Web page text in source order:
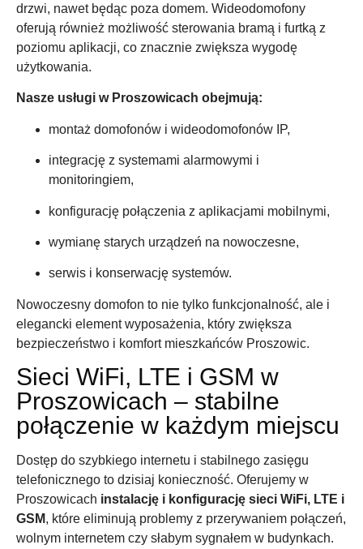
drzwi, nawet będąc poza domem. Wideodomofony
oferują również możliwość sterowania bramą i furtką z
poziomu aplikacji, co znacznie zwiększa wygodę
użytkowania.
Nasze usługi w Proszowicach obejmują:
montaż domofonów i wideodomofonów IP,
integrację z systemami alarmowymi i
monitoringiem,
konfigurację połączenia z aplikacjami mobilnymi,
wymianę starych urządzeń na nowoczesne,
serwis i konserwację systemów.
Nowoczesny domofon to nie tylko funkcjonalność, ale i
elegancki element wyposażenia, który zwiększa
bezpieczeństwo i komfort mieszkańców Proszowic.
Sieci WiFi, LTE i GSM w
Proszowicach – stabilne
połączenie w każdym miejscu
Dostęp do szybkiego internetu i stabilnego zasięgu
telefonicznego to dzisiaj konieczność. Oferujemy w
Proszowicach instalację i konfigurację sieci WiFi, LTE i
GSM, które eliminują problemy z przerywaniem połączeń,
wolnym internetem czy słabym sygnałem w budynkach.